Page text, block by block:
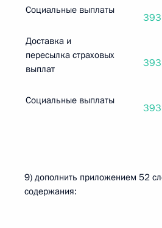
Социальные выплаты
393
Доставка и
пересылка страховых
выплат
393
Социальные выплаты
393
9) дополнить приложением 52
содержания: